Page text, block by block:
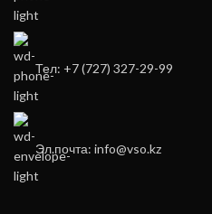
Тел: +7 (727) 327-29-99
Эл.почта: info@vso.kz